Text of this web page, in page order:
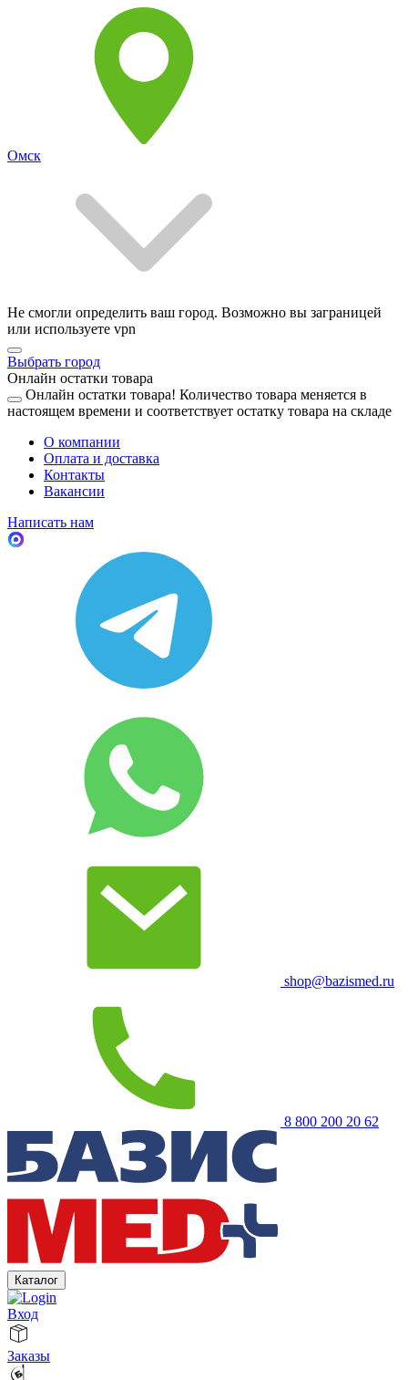
Омск
Не смогли определить ваш город. Возможно вы заграницей
или используете vpn
Выбрать город
Онлайн остатки товара
Онлайн остатки товара! Количество товара меняется в
настоящем времени и соответствует остатку товара на складе
О компании
Оплата и доставка
Контакты
Вакансии
Написать нам
shop@bazismed.ru
8 800 200 20 62
Каталог
Вход
Заказы